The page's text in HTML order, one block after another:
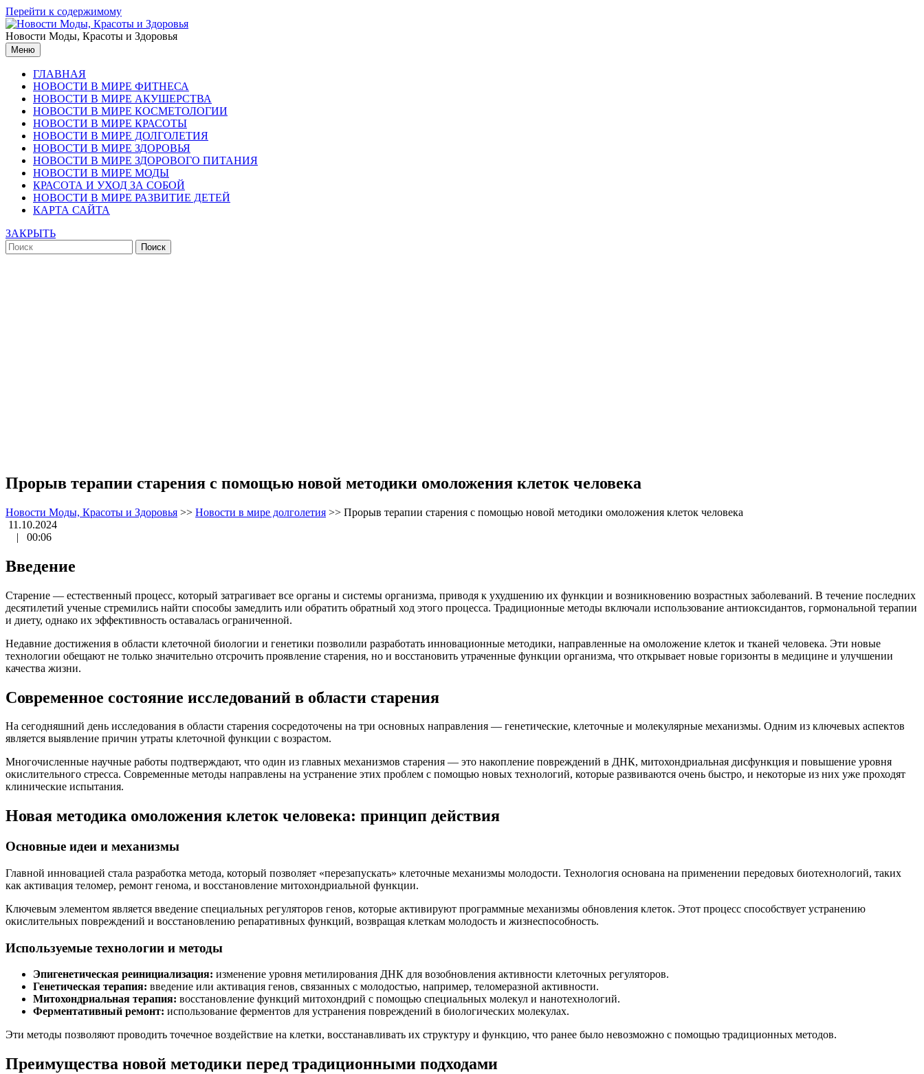
Перейти к содержимому
Новости Моды, Красоты и Здоровья
Меню
ГЛАВНАЯ
НОВОСТИ В МИРЕ ФИТНЕСА
НОВОСТИ В МИРЕ АКУШЕРСТВА
НОВОСТИ В МИРЕ КОСМЕТОЛОГИИ
НОВОСТИ В МИРЕ КРАСОТЫ
НОВОСТИ В МИРЕ ДОЛГОЛЕТИЯ
НОВОСТИ В МИРЕ ЗДОРОВЬЯ
НОВОСТИ В МИРЕ ЗДОРОВОГО ПИТАНИЯ
НОВОСТИ В МИРЕ МОДЫ
КРАСОТА И УХОД ЗА СОБОЙ
НОВОСТИ В МИРЕ РАЗВИТИЕ ДЕТЕЙ
КАРТА САЙТА
ЗАКРЫТЬ
Прорыв терапии старения с помощью новой методики омоложения клеток человека
Новости Моды, Красоты и Здоровья >> Новости в мире долголетия >> Прорыв терапии старения с помощью новой методики омоложения клеток человека
11.10.2024
|
00:06
Введение
Старение — естественный процесс, который затрагивает все органы и системы организма, приводя к ухудшению их функции и возникновению возрастных заболеваний. В течение последних
десятилетий ученые стремились найти способы замедлить или обратить обратный ход этого процесса. Традиционные методы включали использование антиоксидантов, гормональной терапии
и диету, однако их эффективность оставалась ограниченной.
Недавние достижения в области клеточной биологии и генетики позволили разработать инновационные методики, направленные на омоложение клеток и тканей человека. Эти новые
технологии обещают не только значительно отсрочить проявление старения, но и восстановить утраченные функции организма, что открывает новые горизонты в медицине и улучшении
качества жизни.
Современное состояние исследований в области старения
На сегодняшний день исследования в области старения сосредоточены на три основных направления — генетические, клеточные и молекулярные механизмы. Одним из ключевых аспектов
является выявление причин утраты клеточной функции с возрастом.
Многочисленные научные работы подтверждают, что один из главных механизмов старения — это накопление повреждений в ДНК, митохондриальная дисфункция и повышение уровня
окислительного стресса. Современные методы направлены на устранение этих проблем с помощью новых технологий, которые развиваются очень быстро, и некоторые из них уже проходят
клинические испытания.
Новая методика омоложения клеток человека: принцип действия
Основные идеи и механизмы
Главной инновацией стала разработка метода, который позволяет «перезапускать» клеточные механизмы молодости. Технология основана на применении передовых биотехнологий, таких
как активация теломер, ремонт генома, и восстановление митохондриальной функции.
Ключевым элементом является введение специальных регуляторов генов, которые активируют программные механизмы обновления клеток. Этот процесс способствует устранению
окислительных повреждений и восстановлению репаративных функций, возвращая клеткам молодость и жизнеспособность.
Используемые технологии и методы
Эпигенетическая реинициализация: изменение уровня метилирования ДНК для возобновления активности клеточных регуляторов.
Генетическая терапия: введение или активация генов, связанных с молодостью, например, теломеразной активности.
Митохондриальная терапия: восстановление функций митохондрий с помощью специальных молекул и нанотехнологий.
Ферментативный ремонт: использование ферментов для устранения повреждений в биологических молекулах.
Эти методы позволяют проводить точечное воздействие на клетки, восстанавливать их структуру и функцию, что ранее было невозможно с помощью традиционных методов.
Преимущества новой методики перед традиционными подходами